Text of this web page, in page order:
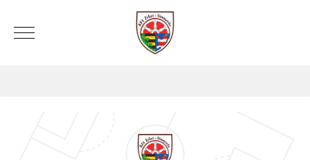
Mobile Menu Toggle